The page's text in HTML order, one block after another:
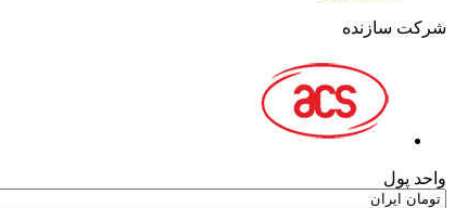
شرکت سازنده
واحد پول